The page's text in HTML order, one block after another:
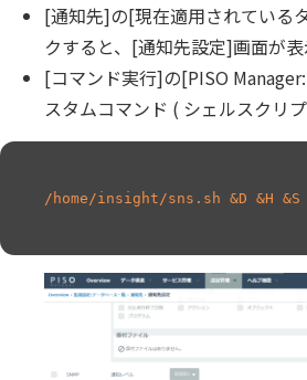
[通知先]の[現在適用されている
クすると、[通知先設定]画面が表
[コマンド実行]の[PISO
スタムコマンド ( シェルスクリ
/home/insight/sns.sh &D &H &S